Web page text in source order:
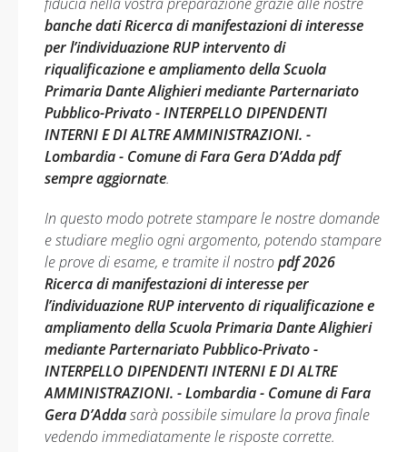
banche dati Ricerca di manifestazioni di interesse
per l’individuazione RUP intervento di
riqualificazione e ampliamento della Scuola
Primaria Dante Alighieri mediante Parternariato
Pubblico-Privato - INTERPELLO DIPENDENTI
INTERNI E DI ALTRE AMMINISTRAZIONI. -
Lombardia - Comune di Fara Gera D’Adda pdf
sempre aggiornate.
In questo modo potrete stampare le nostre domande
e studiare meglio ogni argomento, potendo stampare
le prove di esame, e tramite il nostropdf 2026
Ricerca di manifestazioni di interesse per
l’individuazione RUP intervento di riqualificazione e
ampliamento della Scuola Primaria Dante Alighieri
mediante Parternariato Pubblico-Privato -
INTERPELLO DIPENDENTI INTERNI E DI ALTRE
AMMINISTRAZIONI. - Lombardia - Comune di Fara
Gera D’Addasarà possibile simulare la prova finale
vedendo immediatamente le risposte corrette.